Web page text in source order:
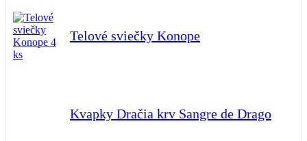
Telové sviečky Konope
Kvapky Dračia krv Sangre de Drago